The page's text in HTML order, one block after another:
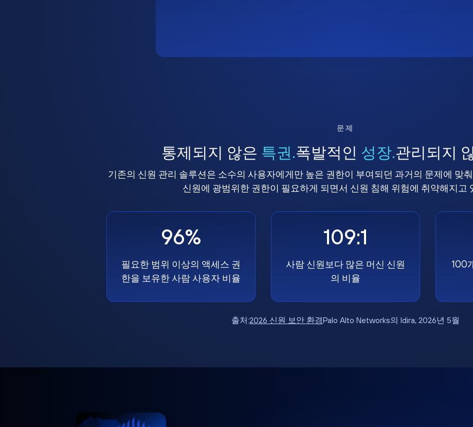
문제
통제되지 않은 특권.폭발적인 성장.관리되지
기존의 신원 관리 솔루션은 소수의 사용자에게만 높은 권한이 부여되던 과거의 문제에 맞
신원에 광범위한 권한이 필요하게 되면서 신원 침해 위험에 취약해지고
96%
필요한 범위 이상의 액세스 권
한을 보유한 사람 사용자 비율
109:1
사람 신원보다 많은 머신 신원
의 비율
100
출처:2026 신원 보안 환경Palo Alto Networks의 Idira, 2026년 5월